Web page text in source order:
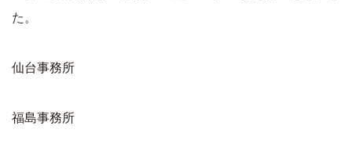
た。
仙台事務所
福島事務所